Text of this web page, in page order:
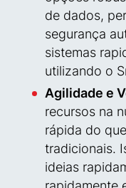
de dados,
segurança
sistemas
utilizando o
Agilidade e
recursos na
rápida do
tradicionais.
ideias